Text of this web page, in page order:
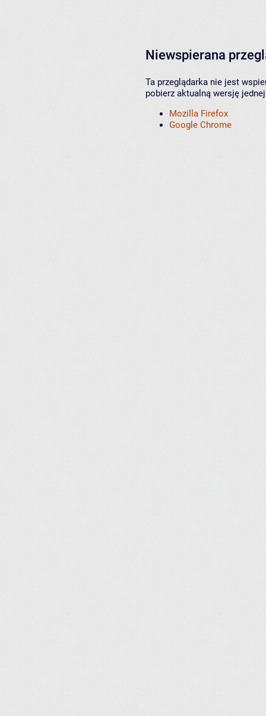
Niewspierana
Ta przeglądarka nie jest
pobierz aktualną wersję
Mozilla Firefox
Google Chrome